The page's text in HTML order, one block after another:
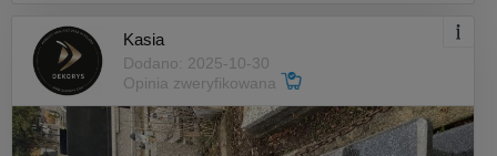
Kasia
Dodano: 2025-10-30
Opinia zweryfikowana